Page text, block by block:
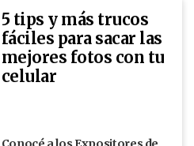
5 tips y más trucos
fáciles para sacar las
mejores fotos con tu
celular